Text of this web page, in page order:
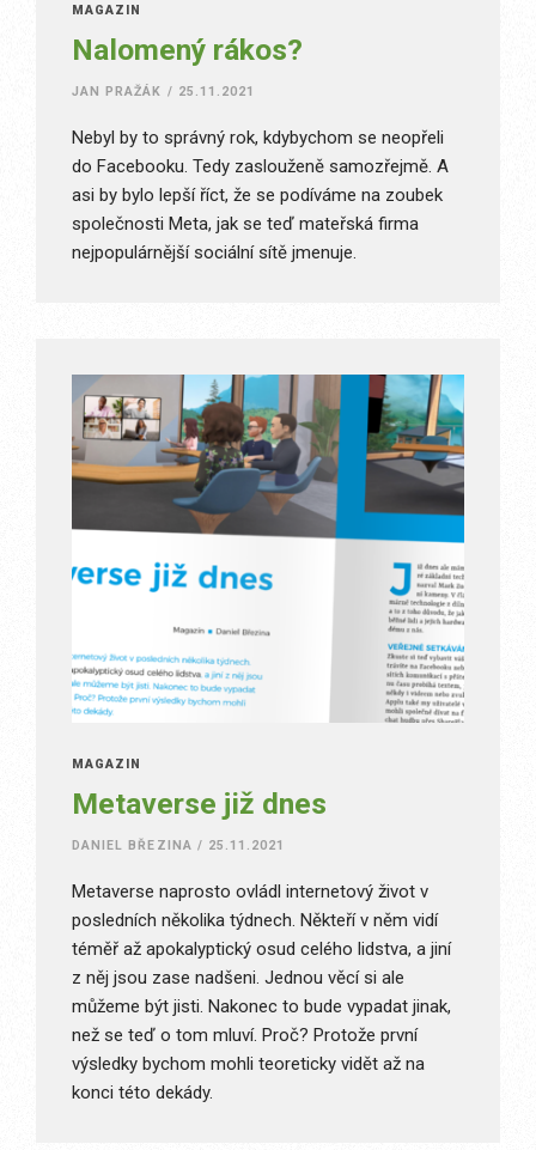
MAGAZÍN
Nalomený rákos?
JAN PRAŽÁK / 25.11.2021
Nebyl by to správný rok, kdybychom se neopřeli
do Facebooku. Tedy zaslouženě samozřejmě. A
asi by bylo lepší říct, že se podíváme na zoubek
společnosti Meta, jak se teď mateřská firma
nejpopulárnější sociální sítě jmenuje.
MAGAZÍN
Metaverse již dnes
DANIEL BŘEZINA / 25.11.2021
Metaverse naprosto ovládl internetový život v
posledních několika týdnech. Někteří v něm vidí
téměř až apokalyptický osud celého lidstva, a jiní
z něj jsou zase nadšeni. Jednou věcí si ale
můžeme být jisti. Nakonec to bude vypadat jinak,
než se teď o tom mluví. Proč? Protože první
výsledky bychom mohli teoreticky vidět až na
konci této dekády.